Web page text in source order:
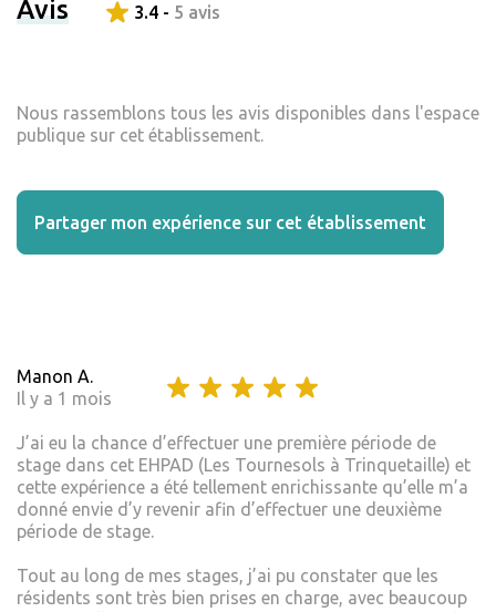
Avis 3.4 - 5 avis
Nous rassemblons tous les avis disponibles dans l'espace
publique sur cet établissement.
Partager mon expérience sur cet établissement
Manon A.
Il y a 1 mois
J’ai eu la chance d’effectuer une première période de
stage dans cet EHPAD (Les Tournesols à Trinquetaille) et
cette expérience a été tellement enrichissante qu’elle m’a
donné envie d’y revenir afin d’effectuer une deuxième
période de stage.
Tout au long de mes stages, j’ai pu constater que les
résidents sont très bien prises en charge, avec beaucoup